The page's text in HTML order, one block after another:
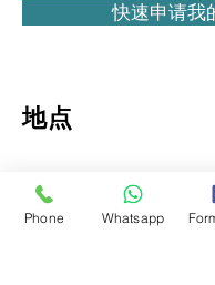
快速申请我
地点
Phone Whatsapp